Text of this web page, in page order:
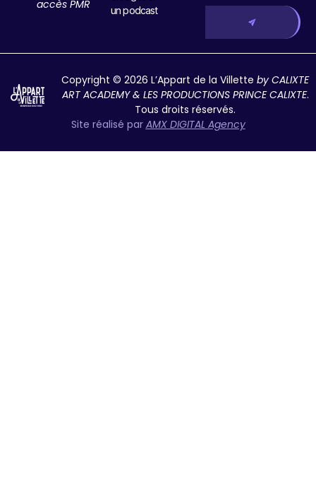
accès PMR
un podcast
Copyright © 2026 L’Appart de la Villetteby CALIXTE
ART ACADEMY & LES PRODUCTIONS PRINCE CALIXTE.
Tous droits réservés.
Site réalisé par AMX DIGITAL Agency